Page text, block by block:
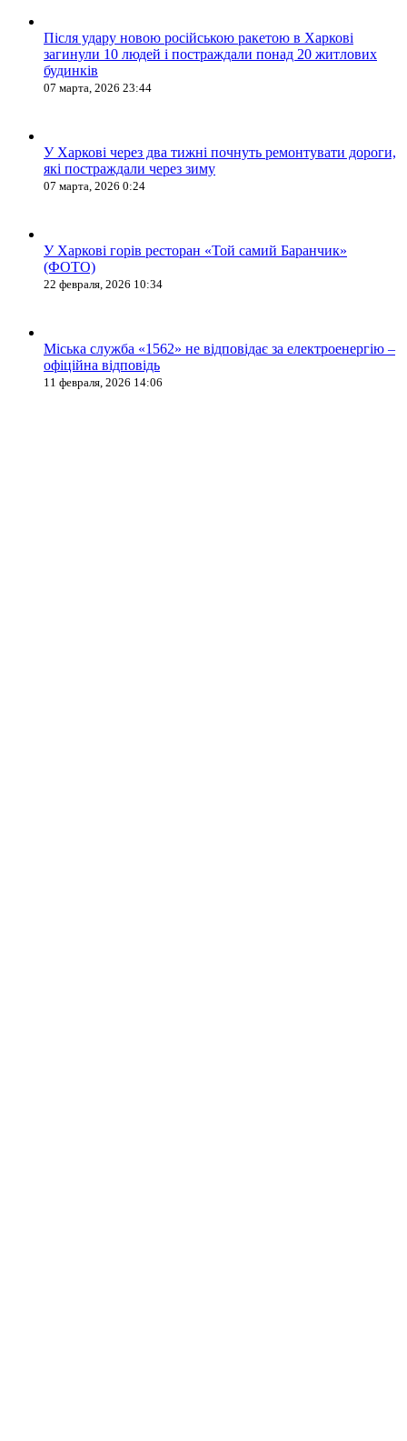
Після удару новою російською ракетою в Харкові
загинули 10 людей і постраждали понад 20 житлових
будинків
07 марта, 2026 23:44
У Харкові через два тижні почнуть ремонтувати дороги,
які постраждали через зиму
07 марта, 2026 0:24
У Харкові горів ресторан «Той самий Баранчик»
(ФОТО)
22 февраля, 2026 10:34
Міська служба «1562» не відповідає за електроенергію –
офіційна відповідь
11 февраля, 2026 14:06